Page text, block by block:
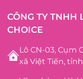
CÔNG TY TNHH
CHOICE
Lô CN-03, Cụm
xã Việt Tiến,